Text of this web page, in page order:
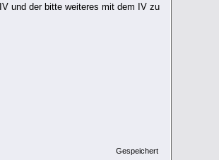
und der bitte weiteres mit dem IV zu
Gespeichert